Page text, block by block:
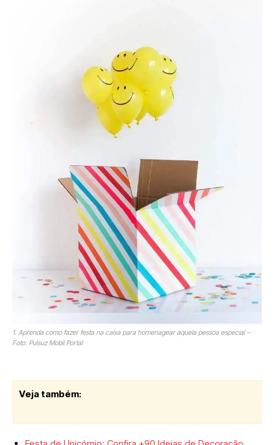
1. Aprenda como fazer festa na caixa para homenagear aquela pessoa especial –
Foto: Pulsuz Mobil Portal
Veja também: